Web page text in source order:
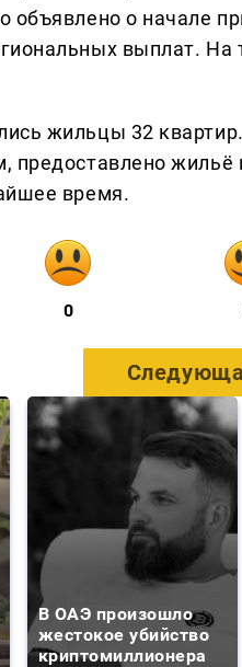
объявлено о начале
выплат.
жильцы 32
предоставлено
время.
0
В ОАЭ произошло
жестокое убийство
криптомиллионера